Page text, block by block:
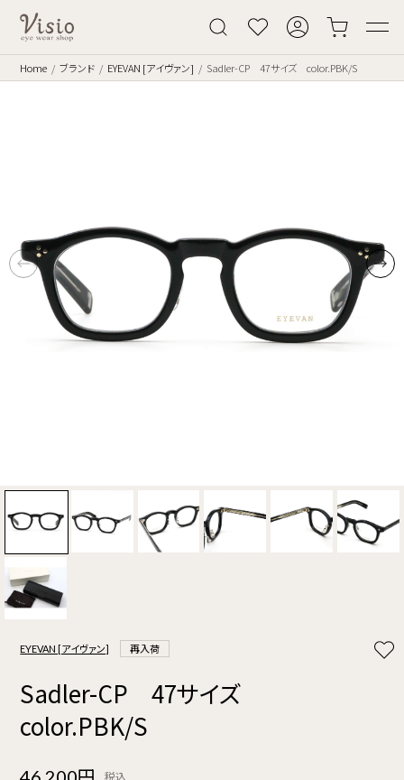
Home ブランド EYEVAN [アイヴァン] Sadler-CP 47サイズ color.PBK/S
EYEVAN [アイヴァン] 再入荷
Sadler-CP 47サイズ
color.PBK/S
税込